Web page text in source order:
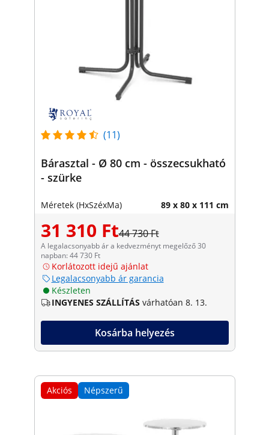
(11)
Bárasztal - Ø 80 cm - összecsukható
- szürke
Méretek (HxSzéxMa) 89 x 80 x 111 cm
31 310 Ft44 730 Ft
A legalacsonyabb ár a kedvezményt megelőző 30
napban: 44 730 Ft
Korlátozott idejű ajánlat
Legalacsonyabb ár garancia
Készleten
INGYENES SZÁLLÍTÁS várhatóan 8. 13.
Kosárba helyezés
Akciós Népszerű